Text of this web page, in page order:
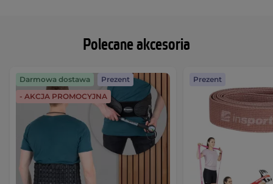
Polecane akcesoria
Darmowa dostawa
Prezent
- AKCJA PROMOCYJNA
Prezent